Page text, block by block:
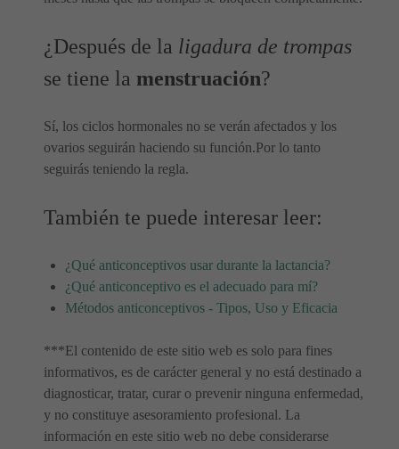
¿Después de la ligadura de trompas
se tiene la menstruación?
Sí, los ciclos hormonales no se verán afectados y los
ovarios seguirán haciendo su función.Por lo tanto
seguirás teniendo la regla.
También te puede interesar leer:
¿Qué anticonceptivos usar durante la lactancia?
¿Qué anticonceptivo es el adecuado para mí?
Métodos anticonceptivos - Tipos, Uso y Eficacia
***El contenido de este sitio web es solo para fines
informativos, es de carácter general y no está destinado a
diagnosticar, tratar, curar o prevenir ninguna enfermedad,
y no constituye asesoramiento profesional. La
información en este sitio web no debe considerarse